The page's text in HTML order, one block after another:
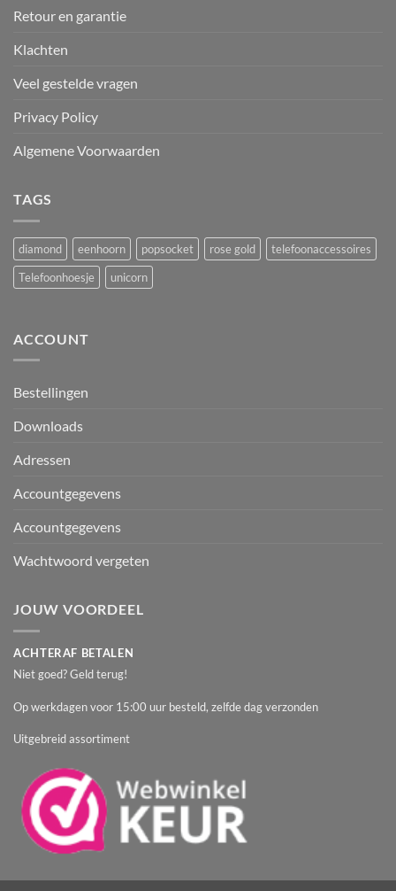
Retour en garantie
Klachten
Veel gestelde vragen
Privacy Policy
Algemene Voorwaarden
TAGS
diamond eenhoorn popsocket rose gold
telefoonaccessoires
Telefoonhoesje
unicorn
ACCOUNT
Bestellingen
Downloads
Adressen
Accountgegevens
Accountgegevens
Wachtwoord vergeten
JOUW VOORDEEL
ACHTERAF BETALEN
Niet goed? Geld terug!
Op werkdagen voor 15:00 uur besteld, zelfde dag verzonden
Uitgebreid assortiment